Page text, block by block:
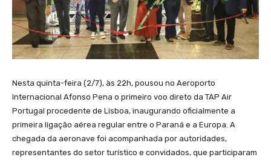
Nesta quinta-feira (2/7), às 22h, pousou no Aeroporto
Internacional Afonso Pena o primeiro voo direto da TAP Air
Portugal procedente de Lisboa, inaugurando oficialmente a
primeira ligação aérea regular entre o Paraná e a Europa. A
chegada da aeronave foi acompanhada por autoridades,
representantes do setor turístico e convidados, que participaram